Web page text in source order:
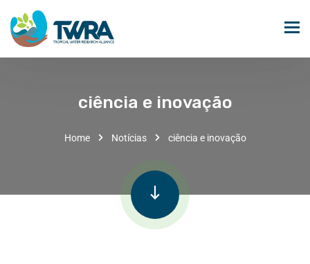
ciência e inovação
Home Notícias ciência e inovação